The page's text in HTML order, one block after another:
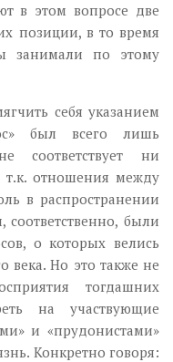
в этом вопросе две
позиции, в то время
занимали по этому
себя указанием
был всего лишь
соответствует ни
т.к. отношения между
в распространении
были
о которых велись
века. Но это также не
тогдашних
на участвующие
и «прудонистами»
Конкретно говоря: